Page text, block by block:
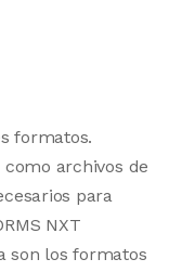
formatos.
archivos de
para
NXT
son los formatos